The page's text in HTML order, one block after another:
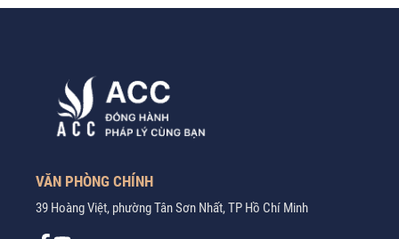
VĂN PHÒNG CHÍNH
39 Hoàng Việt, phường Tân Sơn Nhất, TP Hồ Chí Minh